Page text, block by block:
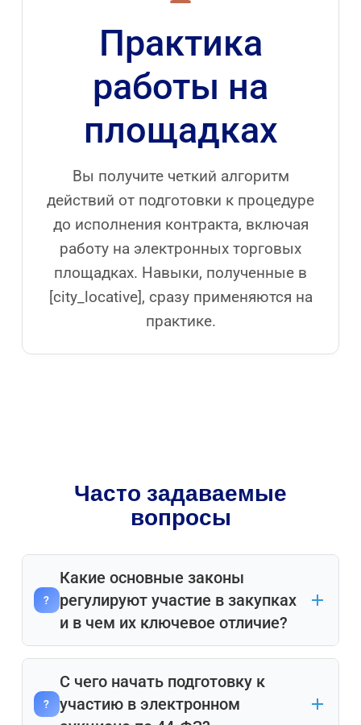
Практика
работы на
площадках
Вы получите четкий алгоритм
действий от подготовки к процедуре
до исполнения контракта, включая
работу на электронных торговых
площадках. Навыки, полученные в
[city_locative], сразу применяются на
практике.
Часто задаваемые
вопросы
?
Какие основные законы
регулируют участие в закупках
и в чем их ключевое отличие?
Основу регулирования составляют
два федеральных закона: 44-ФЗ и
223-ФЗ. Закон 44-ФЗ строго
?
С чего начать подготовку к
участию в электронном